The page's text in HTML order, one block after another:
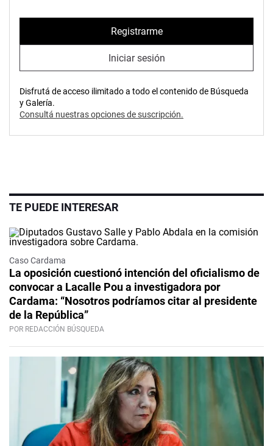
Registrarme
Iniciar sesión
Disfrutá de acceso ilimitado a todo el contenido de Búsqueda
y Galería.
Consultá nuestras opciones de suscripción.
TE PUEDE INTERESAR
Caso Cardama
La oposición cuestionó intención del oficialismo de
convocar a Lacalle Pou a investigadora por
Cardama: “Nosotros podríamos citar al presidente
de la República”
POR REDACCIÓN BÚSQUEDA